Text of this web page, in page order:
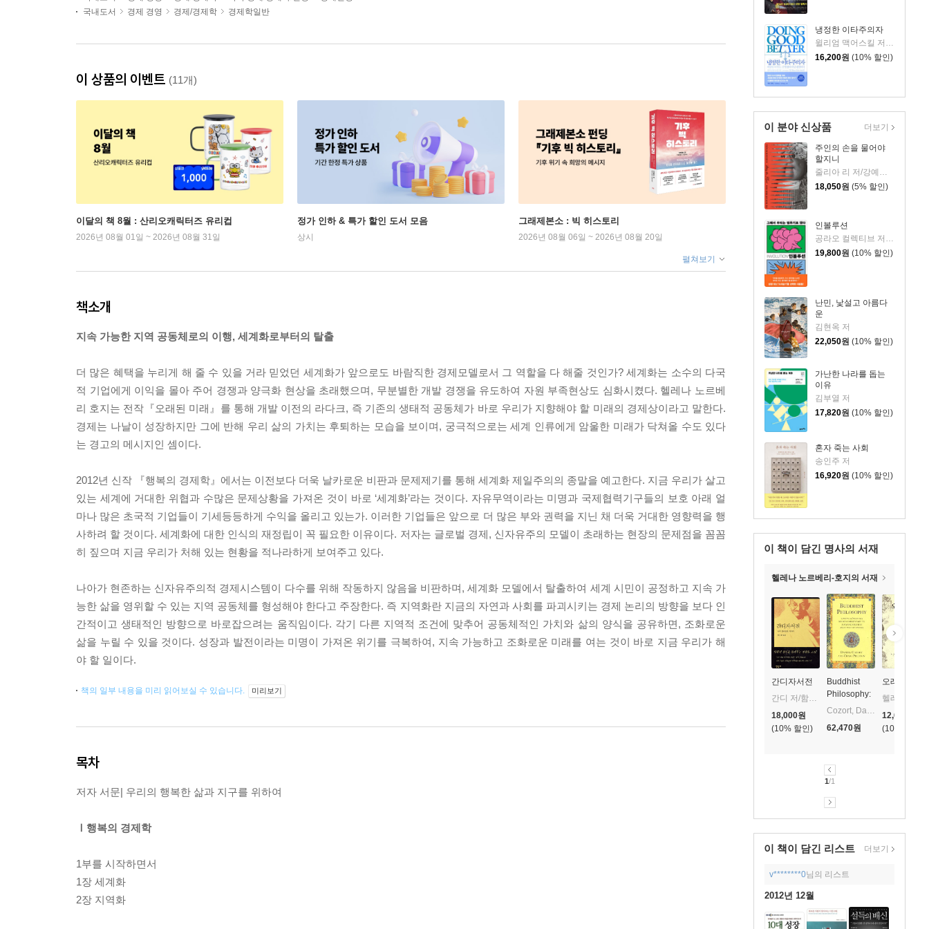
냉정한 이타주의자
윌리엄 맥어스킬 저/전미영 역
16,200원 (10% 할인)
이 분야 신상품
주인의 손을 물어야
할지니
줄리아 리 저/강예은,문지영 역
18,050원 (5% 할인)
인볼루션
공라오 컬렉티브 저/홍명교 역
19,800원 (10% 할인)
난민, 낯설고 아름다
운
김현옥 저
22,050원 (10% 할인)
가난한 나라를 돕는
이유
김부열 저
17,820원 (10% 할인)
혼자 죽는 사회
송인주 저
16,920원 (10% 할인)
더보기
이 책이 담긴 명사의 서재
헬레나 노르베리-호지의 서재
간디자서전
간디 저/함석헌 역
10%
18,000원
Buddhist
Philosophy:
Losang
Short
Shayba's
Root Text on
Cozort, Daniel / Preston, Craig
62,470원
오래된 미래
10
12,600
1/1
이 책이 담긴 리스트 더보기
v********0님의 리스트
2012년 12월
국내도서
경제 경영 경제/경제학 경제학일반
이 상품의 이벤트 (11개)
이달의 책 8월 : 산리오캐릭터즈 유리컵
2026년 08월 01일 ~ 2026년 08월 31일
정가 인하 & 특가 할인 도서 모음
상시
그래제본소 : 빅 히스토리
2026년 08월 06일 ~ 2026년 08월 20일
펼쳐보기
책소개
지속 가능한 지역 공동체로의 이행, 세계화로부터의 탈출
더 많은 혜택을 누리게 해 줄 수 있을 거라 믿었던 세계화가 앞으로도 바람직한 경제모델로서 그 역할을 다 해줄 것인가? 세계화는 소수의 다국
적 기업에게 이익을 몰아 주어 경쟁과 양극화 현상을 초래했으며, 무분별한 개발 경쟁을 유도하여 자원 부족현상도 심화시켰다. 헬레나 노르베
리 호지는 전작『오래된 미래』를 통해 개발 이전의 라다크, 즉 기존의 생태적 공동체가 바로 우리가 지향해야 할 미래의 경제상이라고 말한다.
경제는 나날이 성장하지만 그에 반해 우리 삶의 가치는 후퇴하는 모습을 보이며, 궁극적으로는 세계 인류에게 암울한 미래가 닥쳐올 수도 있다
는 경고의 메시지인 셈이다.
2012년 신작 『행복의 경제학』에서는 이전보다 더욱 날카로운 비판과 문제제기를 통해 세계화 제일주의의 종말을 예고한다. 지금 우리가 살고
있는 세계에 거대한 위협과 수많은 문제상황을 가져온 것이 바로 ‘세계화’라는 것이다. 자유무역이라는 미명과 국제협력기구들의 보호 아래 얼
마나 많은 초국적 기업들이 기세등등하게 수익을 올리고 있는가. 이러한 기업들은 앞으로 더 많은 부와 권력을 지닌 채 더욱 거대한 영향력을 행
사하려 할 것이다. 세계화에 대한 인식의 재정립이 꼭 필요한 이유이다. 저자는 글로벌 경제, 신자유주의 모델이 초래하는 현장의 문제점을 꼼꼼
히 짚으며 지금 우리가 처해 있는 현황을 적나라하게 보여주고 있다.
나아가 현존하는 신자유주의적 경제시스템이 다수를 위해 작동하지 않음을 비판하며, 세계화 모델에서 탈출하여 세계 시민이 공정하고 지속 가
능한 삶을 영위할 수 있는 지역 공동체를 형성해야 한다고 주장한다. 즉 지역화란 지금의 자연과 사회를 파괴시키는 경제 논리의 방향을 보다 인
간적이고 생태적인 방향으로 바로잡으려는 움직임이다. 각기 다른 지역적 조건에 맞추어 공동체적인 가치와 삶의 양식을 공유하면, 조화로운
삶을 누릴 수 있을 것이다. 성장과 발전이라는 미명이 가져온 위기를 극복하여, 지속 가능하고 조화로운 미래를 여는 것이 바로 지금 우리가 해
야 할 일이다.
책의 일부 내용을 미리 읽어보실 수 있습니다. 미리보기
목차
저자 서문| 우리의 행복한 삶과 지구를 위하여
Ⅰ행복의 경제학
1부를 시작하면서
1장 세계화
2장 지역화